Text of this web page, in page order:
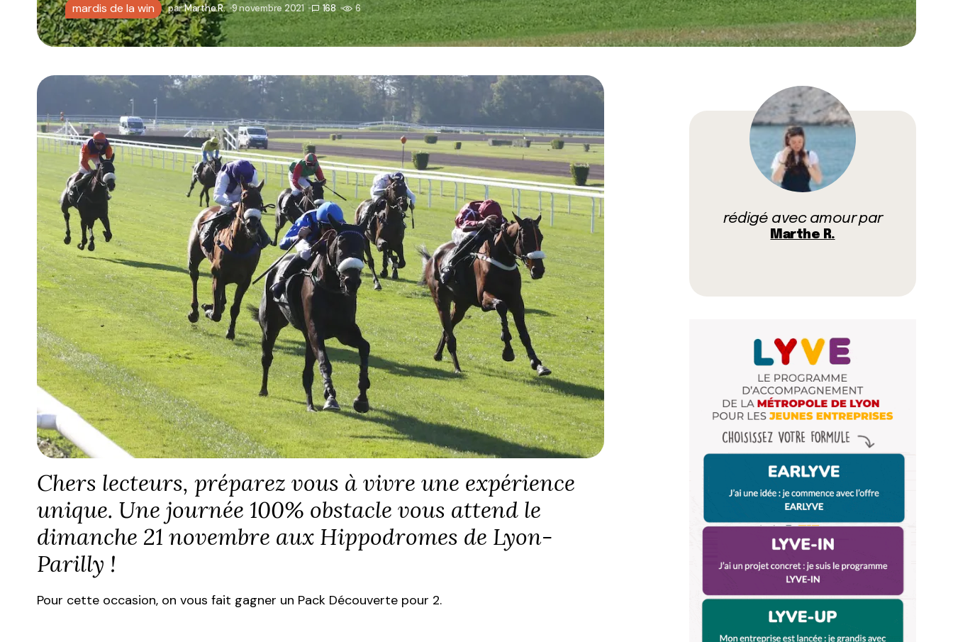
mardis de la win parMarthe R. 9 novembre 2021 168 6
Chers lecteurs, préparez vous à vivre une expérience
unique. Une journée 100% obstacle vous attend le
dimanche 21 novembre aux Hippodromes de Lyon-
Parilly !
Pour cette occasion, on vous fait gagner un Pack Découverte pour 2.
rédigé avec amour par
Marthe R.